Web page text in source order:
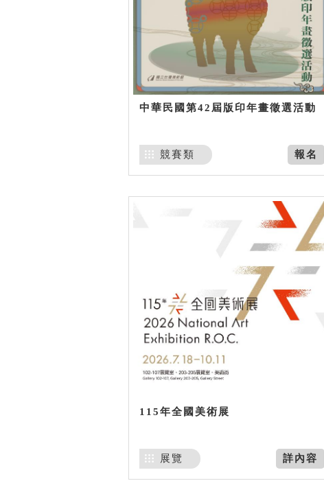
中華民國第42屆版印年畫徵選活動
報名
競賽類
115年全國美術展
詳內容
展覽